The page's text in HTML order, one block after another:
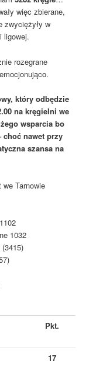
więc zbierane,
zwyciężyły w
ligowej.
rozegrane
który odbędzie
na kręgielni we
wsparcia bo
choć nawet przy
szansa na
Tarnowie
1032
Pkt.
17